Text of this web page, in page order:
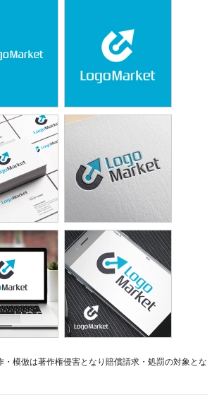
模倣は著作権侵害となり賠償請求・処罰の対象とな